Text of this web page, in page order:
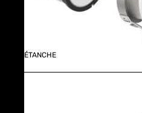
ÉTANCHE